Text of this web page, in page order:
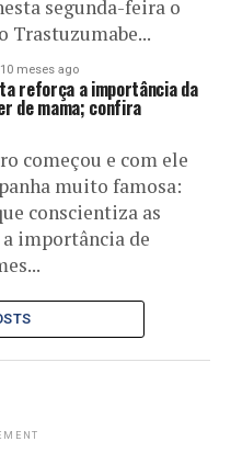
segunda-feira o
Trastuzumabe...
10 meses ago
reforça a importância da
de mama; confira
começou e com ele
muito famosa:
conscientiza as
importância de